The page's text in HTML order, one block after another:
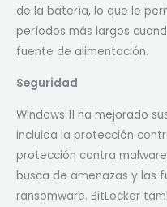
de la batería, lo que le
períodos más largos
fuente de alimentación.
Seguridad
Windows 11 ha mejorado
incluida la protección
protección contra
busca de amenazas y las
ransomware. BitLocker